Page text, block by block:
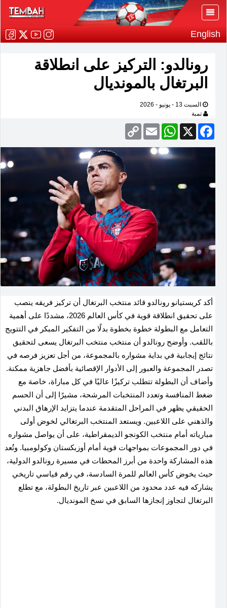
English
رونالدو: التركيز على انطلاقة
البرتغال بالمونديال
السبت 13 - يونيو - 2026
تمبة
Facebook
X
WhatsApp
Email
Copy
Link
أكد كريستيانو رونالدو قائد منتخب البرتغال أن تركيز فريقه ينصب
على تحقيق انطلاقة قوية في كأس العالم 2026، مشددًا على أهمية
التعامل مع البطولة خطوة بخطوة بدلًا من التفكير المبكر في التتويج
باللقب. وأوضح رونالدو أن منتخب منتخب البرتغال يسعى لتحقيق
نتائج إيجابية في بداية مشواره بالمجموعة، من أجل تعزيز فرصه في
تصدر المجموعة والعبور إلى الأدوار الإقصائية بأفضل جاهزية ممكنة.
وأضاف أن البطولة تتطلب تركيزًا عاليًا في كل مباراة، خاصة مع
ضغط المنافسة وتعدد المنتخبات المرشحة، مشيرًا إلى أن الحسم
الحقيقي يظهر في المراحل المتقدمة عندما يتزايد الإرهاق البدني
والذهني على اللاعبين. ويستعد المنتخب البرتغالي لخوض أولى
مبارياته أمام منتخب الكونجو الديمقراطية، على أن يواصل مشواره
في دور المجموعات بمواجهات قوية أمام أوزبكستان وكولومبيا. وتُعد
هذه المشاركة واحدة من أبرز المحطات في مسيرة رونالدو الدولية،
حيث يخوض كأس العالم للمرة السادسة، في رقم قياسي تاريخي
يشاركه فيه عدد محدود من اللاعبين عبر تاريخ البطولة، مع تطلع
البرتغال لتجاوز إنجازها السابق في نسخ المونديال.